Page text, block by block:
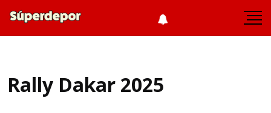
Rally Dakar 2025